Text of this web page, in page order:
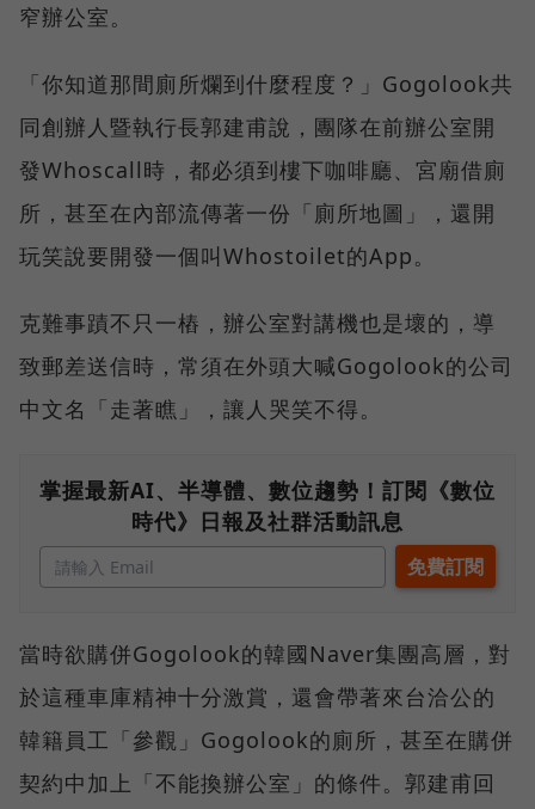
窄辦公室。
「你知道那間廁所爛到什麼程度？」Gogolook共
同創辦人暨執行長郭建甫說，團隊在前辦公室開
發Whoscall時，都必須到樓下咖啡廳、宮廟借廁
所，甚至在內部流傳著一份「廁所地圖」，還開
玩笑說要開發一個叫Whostoilet的App。
克難事蹟不只一樁，辦公室對講機也是壞的，導
致郵差送信時，常須在外頭大喊Gogolook的公司
中文名「走著瞧」，讓人哭笑不得。
掌握最新AI、半導體、數位趨勢！訂閱《數位
時代》日報及社群活動訊息
當時欲購併Gogolook的韓國Naver集團高層，對
於這種車庫精神十分激賞，還會帶著來台洽公的
韓籍員工「參觀」Gogolook的廁所，甚至在購併
契約中加上「不能換辦公室」的條件。郭建甫回